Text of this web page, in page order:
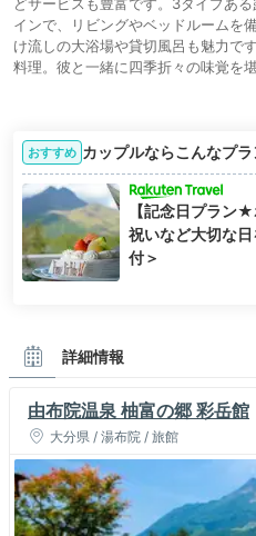
インで、リビングやベッドルームを
け流しの大浴場や貸切風呂も魅力で
料理。彼と一緒に四季折々の味覚を
おすすめ カップルならこんなプラ
【記念日プラン
祝いなど大切な
付＞
詳細情報
由布院温泉 柚富の郷 彩岳館
大分県 / 湯布院 / 旅館